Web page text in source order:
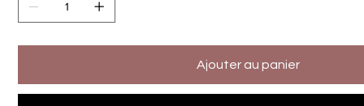
Ajouter au panier